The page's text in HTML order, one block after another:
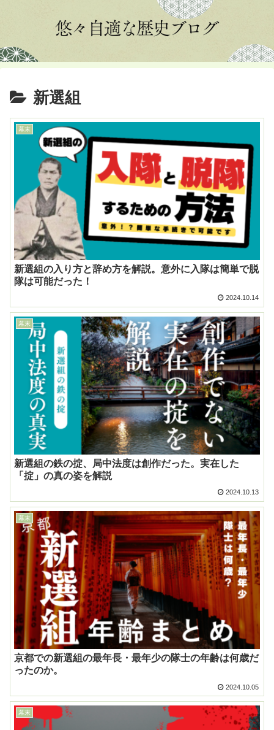
新選組
幕末
新選組の入り方と辞め方を解説。意外に入隊は簡単で脱
隊は可能だった！
2024.10.14
幕末
新選組の鉄の掟、局中法度は創作だった。実在した
「掟」の真の姿を解説
2024.10.13
幕末
京都での新選組の最年長・最年少の隊士の年齢は何歳だ
ったのか。
2024.10.05
幕末